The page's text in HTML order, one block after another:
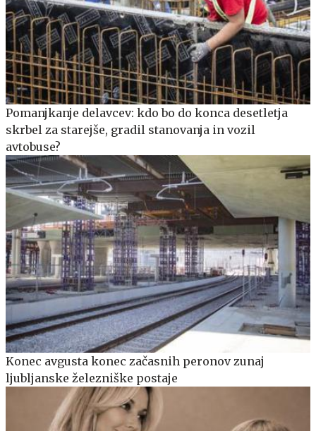
Pomanjkanje delavcev: kdo bo do konca desetletja
skrbel za starejše, gradil stanovanja in vozil
avtobuse?
Konec avgusta konec začasnih peronov zunaj
ljubljanske železniške postaje